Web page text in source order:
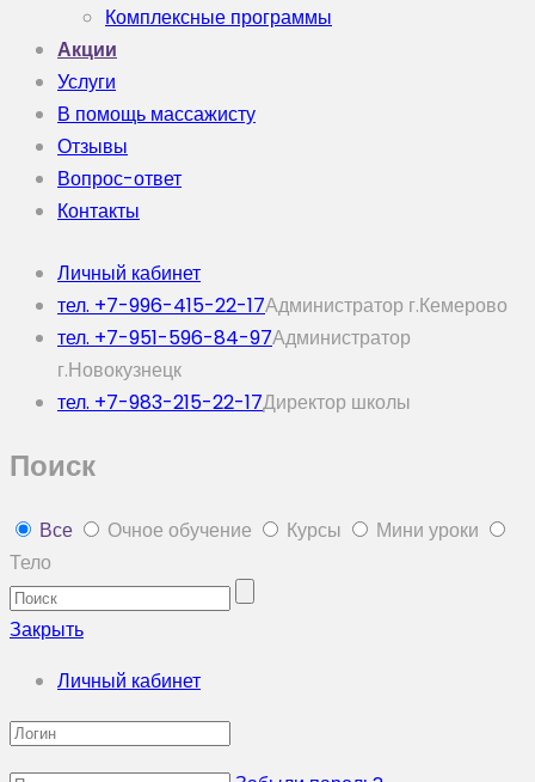
Комплексные программы
Акции
Услуги
В помощь массажисту
Отзывы
Вопрос-ответ
Контакты
Личный кабинет
тел. +7-996-415-22-17Администратор г.Кемерово
тел. +7-951-596-84-97Администратор
г.Новокузнецк
тел. +7-983-215-22-17Директор школы
Поиск
Все Очное обучение Курсы
Мини уроки
Тело
Закрыть
Личный кабинет